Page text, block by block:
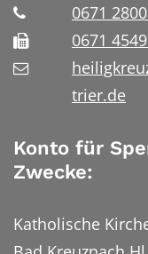
0671
0671
trier.de
Konto für
Zwecke:
Katholische